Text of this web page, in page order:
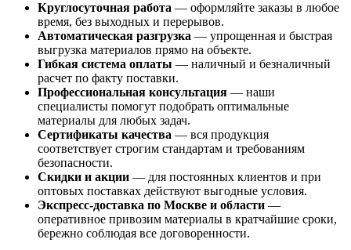
Круглосуточная работа — оформляйте заказы в любое
время, без выходных и перерывов.
Автоматическая разгрузка — упрощенная и быстрая
выгрузка материалов прямо на объекте.
Гибкая система оплаты — наличный и безналичный
расчет по факту поставки.
Профессиональная консультация — наши
специалисты помогут подобрать оптимальные
материалы для любых задач.
Сертификаты качества — вся продукция
соответствует строгим стандартам и требованиям
безопасности.
Скидки и акции — для постоянных клиентов и при
оптовых поставках действуют выгодные условия.
Экспресс-доставка по Москве и области —
оперативное привозим материалы в кратчайшие сроки,
бережно соблюдая все договоренности.